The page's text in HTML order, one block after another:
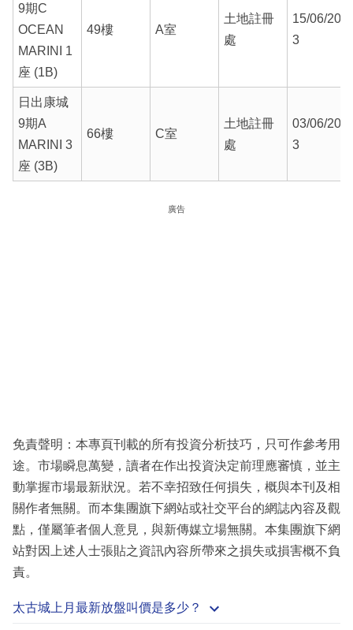
9期C
OCEAN
MARINI 1
座 (1B)
49樓 A室
土地註冊
處
15/06/202
3
日出康城
9期A
MARINI 3
座 (3B)
66樓 C室
土地註冊
處
03/06/202
3
廣告
免責聲明：本專頁刊載的所有投資分析技巧，只可作參考用
途。市場瞬息萬變，讀者在作出投資決定前理應審慎，並主
動掌握市場最新狀況。若不幸招致任何損失，概與本刊及相
關作者無關。而本集團旗下網站或社交平台的網誌內容及觀
點，僅屬筆者個人意見，與新傳媒立場無關。本集團旗下網
站對因上述人士張貼之資訊內容所帶來之損失或損害概不負
責。
太古城上月最新放盤叫價是多少？